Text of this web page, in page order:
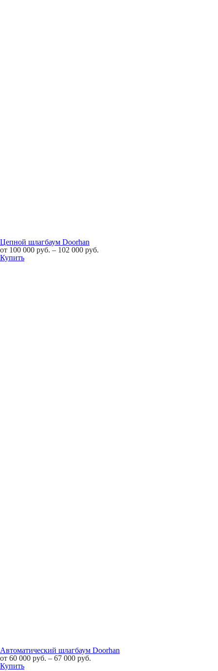
Цепной шлагбаум Doorhan
от 100 000 руб. – 102 000 руб.
Купить
Автоматический шлагбаум Doorhan
от 60 000 руб. – 67 000 руб.
Купить